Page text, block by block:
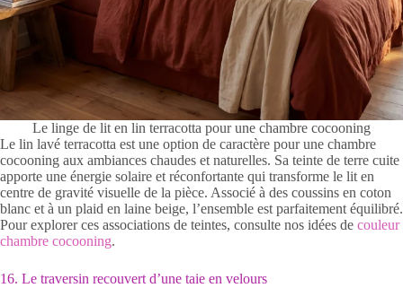
Le linge de lit en lin terracotta pour une chambre cocooning
Le lin lavé terracotta est une option de caractère pour une chambre
cocooning aux ambiances chaudes et naturelles. Sa teinte de terre cuite
apporte une énergie solaire et réconfortante qui transforme le lit en
centre de gravité visuelle de la pièce. Associé à des coussins en coton
blanc et à un plaid en laine beige, l’ensemble est parfaitement équilibré.
Pour explorer ces associations de teintes, consulte nos idées de couleur
chambre cocooning.
16. Le traversin recouvert d’une taie en velours